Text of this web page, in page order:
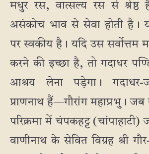
मधुर रस, वात्सल्य रस से
असंकोच भाव से सेवा होती है।
पर स्वकीय है। यदि उस सर्वोत्तम
करने की इच्छा है, तो गदाधर
आश्रय लेना पड़ेगा। गदाधर-
प्राणनाथ हैं—गौरांग महाप्रभु। जब
परिक्रमा में चंपकहट्ट (चांपाहाटी)
वाणीनाथ के सेवित विग्रह श्री